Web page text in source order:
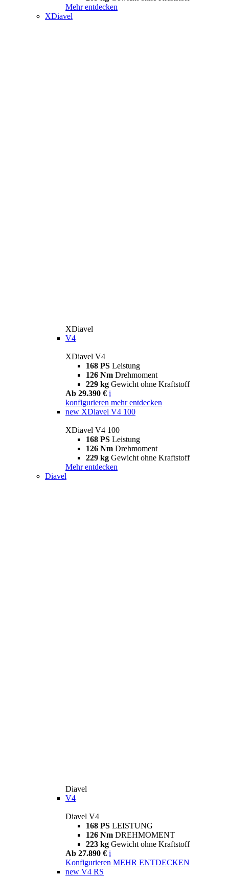
Mehr entdecken
XDiavel
XDiavel
V4
XDiavel V4
168 PS Leistung
126 Nm Drehmoment
229 kg Gewicht ohne Kraftstoff
Ab 29.390 € i
konfigurieren mehr entdecken
new XDiavel V4 100
XDiavel V4 100
168 PS Leistung
126 Nm Drehmoment
229 kg Gewicht ohne Kraftstoff
Mehr entdecken
Diavel
Diavel
V4
Diavel V4
168 PS LEISTUNG
126 Nm DREHMOMENT
223 kg Gewicht ohne Kraftstoff
Ab 27.890 € i
Konfigurieren MEHR ENTDECKEN
new V4 RS